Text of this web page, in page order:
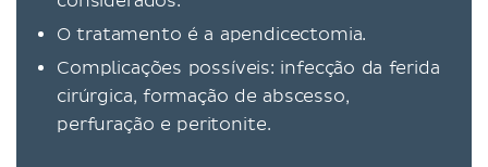
O tratamento é a apendicectomia.
Complicações possíveis: infecção da ferida
cirúrgica, formação de abscesso,
perfuração e peritonite.